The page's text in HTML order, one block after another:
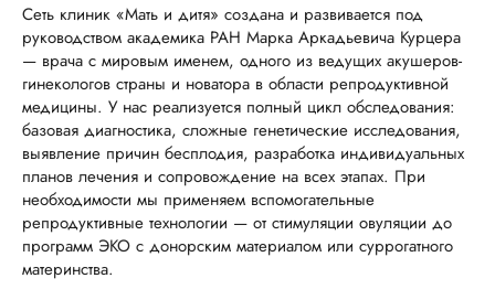
Сеть клиник «Мать и дитя» создана и развивается под
руководством академика РАН Марка Аркадьевича Курцера
— врача с мировым именем, одного из ведущих акушеров-
гинекологов страны и новатора в области репродуктивной
медицины. У нас реализуется полный цикл обследования:
базовая диагностика, сложные генетические исследования,
выявление причин бесплодия, разработка индивидуальных
планов лечения и сопровождение на всех этапах. При
необходимости мы применяем вспомогательные
репродуктивные технологии — от стимуляции овуляции до
программ ЭКО с донорским материалом или суррогатного
материнства.